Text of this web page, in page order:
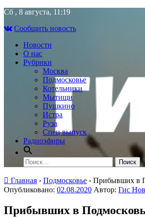
Skip
content
Сб , 8 августа, 11:19
Сообщить новость
Новости
О нас
Рубрики
Москва
Подмосковье
Котельники
Мытищи
Пушкино
Истра
Руза
Спец выпуск
Радиоэфиры
Найти:
Главная › Подмосковье › Прибывших в
Опубликовано: 02.08.2020 Автор: Гис
Прибывших в Подмосковье